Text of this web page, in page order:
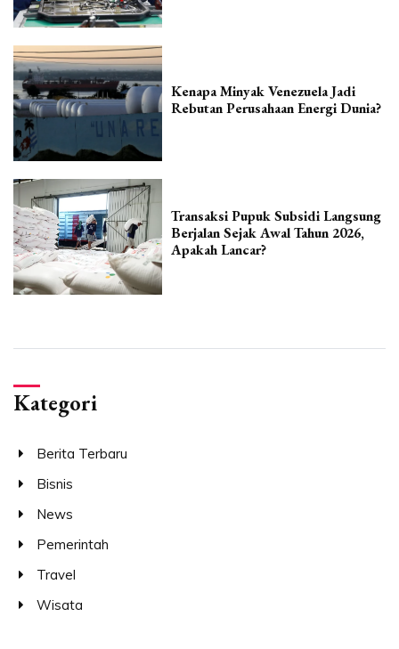
Kenapa Minyak Venezuela Jadi
Rebutan Perusahaan Energi Dunia?
Transaksi Pupuk Subsidi Langsung
Berjalan Sejak Awal Tahun 2026,
Apakah Lancar?
Kategori
Berita Terbaru
Bisnis
News
Pemerintah
Travel
Wisata